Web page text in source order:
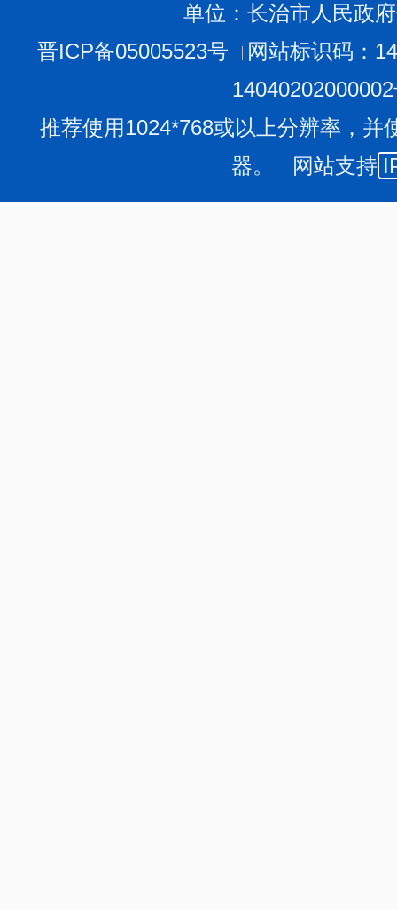
单位：长治市人民政
晋ICP备05005523号
网站标识码：
推荐使用1024*768或以上分辨率，并
器。 网站支持